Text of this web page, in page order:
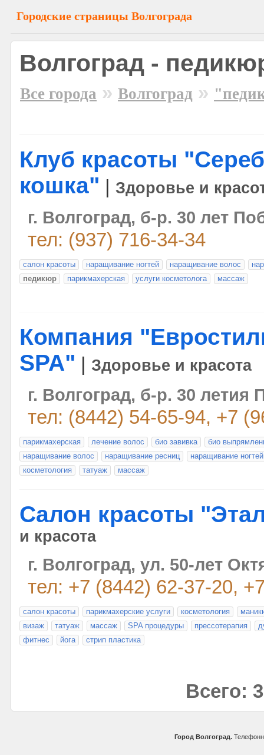
Городские страницы Волгограда
Волгоград -
Все города » Волгоград »
Клуб красоты
кошка"
Здоровье и
г. Волгоград, б-р. 30 лет
тел: (937) 716-34-34
салон красоты наращивание ногтей наращивание волос
педикюр
парикмахерская услуги косметолога массаж
Компания
SPA"
Здоровье и красота
г. Волгоград, б-р. 30 летия
тел: (8442) 54-65-94, +7
парикмахерская лечение волос био завивка
био
наращивание волос
наращивание ресниц
наращивание ногтей
косметология
татуаж массаж
Cалон красоты
и красота
г. Волгоград, ул. 50-лет
тел: +7 (8442) 62-37-20,
салон красоты парикмахерские услуги косметология
визаж
татуаж массаж SPA процедуры прессотерапия
фитнес
йога стрип пластика
Всего: 3
Город Волгоград.